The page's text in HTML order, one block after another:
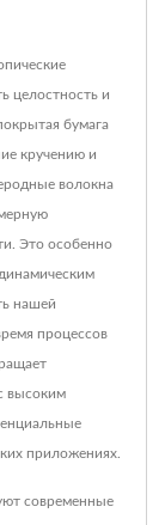
целостность и
бумага
кручению и
волокна
Это особенно
нашей
процессов
высоким
приложениях.
современные